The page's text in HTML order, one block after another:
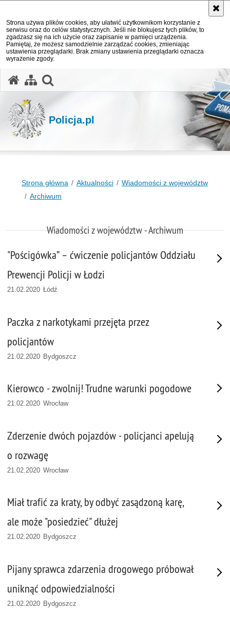
Strona używa plików cookies, aby ułatwić użytkownikom korzystanie z
serwisu oraz do celów statystycznych. Jeśli nie blokujesz tych plików, to
zgadzasz się na ich użycie oraz zapisanie w pamięci urządzenia.
Pamiętaj, że możesz samodzielnie zarządzać cookies, zmieniając
ustawienia przeglądarki. Brak zmiany ustawienia przeglądarki oznacza
wyrażenie zgody.
Policja.pl
Strona główna Aktualności
Wiadomości z województw
Archiwum
Wiadomości z województw - Archiwum
"Pościgówka” – ćwiczenie policjantów Oddziału
Prewencji Policji w Łodzi
21.02.2020 Łódź
Paczka z narkotykami przejęta przez
policjantów
21.02.2020 Bydgoszcz
Kierowco - zwolnij! Trudne warunki pogodowe
21.02.2020 Wrocław
Zderzenie dwóch pojazdów - policjanci apelują
o rozwagę
21.02.2020 Wrocław
Miał trafić za kraty, by odbyć zasądzoną karę,
ale może "posiedzieć" dłużej
21.02.2020 Bydgoszcz
Pijany sprawca zdarzenia drogowego próbował
uniknąć odpowiedzialności
21.02.2020 Bydgoszcz